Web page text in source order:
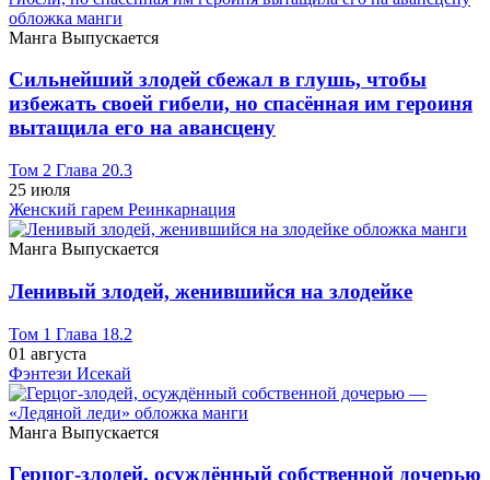
Манга Выпускается
Сильнейший злодей сбежал в глушь, чтобы
избежать своей гибели, но спасённая им героиня
вытащила его на авансцену
Том 2 Глава 20.3
25 июля
Женский гарем Реинкарнация
Манга Выпускается
Ленивый злодей, женившийся на злодейке
Том 1 Глава 18.2
01 августа
Фэнтези Исекай
Манга Выпускается
Герцог-злодей, осуждённый собственной дочерью